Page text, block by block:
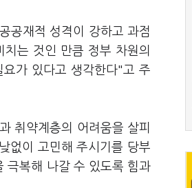
공재적 성격이 강하고 과점
는 것인 만큼 정부 차원의
가 있다고 생각한다"고 주
취약계층의 어려움을 살피
없이 고민해 주시기를 당부
극복해 나갈 수 있도록 힘과